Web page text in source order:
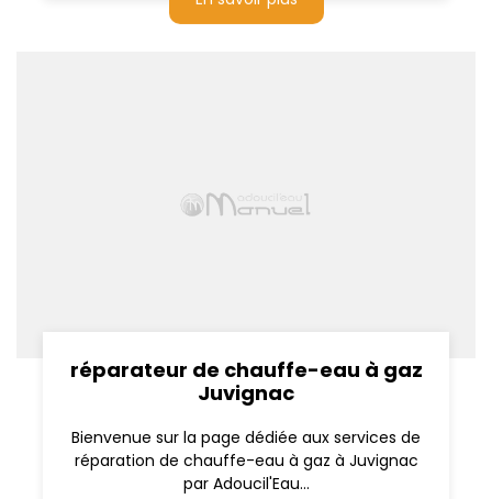
réparateur de chauffe-eau à gaz
Juvignac
Bienvenue sur la page dédiée aux services de
réparation de chauffe-eau à gaz à Juvignac
par Adoucil'Eau...